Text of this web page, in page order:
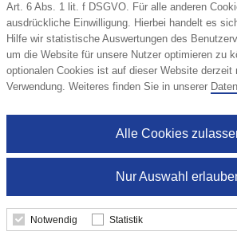
STABILO Grafitstift 3-
Art. 6 Abs. 1 lit. f DSGVO. Für alle anderen
ausdrückliche Einwilligung. Hierbei handelt es
Hilfe wir statistische Auswertungen des
um die Website für unsere Nutzer optimieren zu
optionalen Cookies ist auf dieser Website derzeit
Verwendung. Weiteres finden Sie in unserer
Nur Auswahl
Alle Cookies
Notwendig Statistik